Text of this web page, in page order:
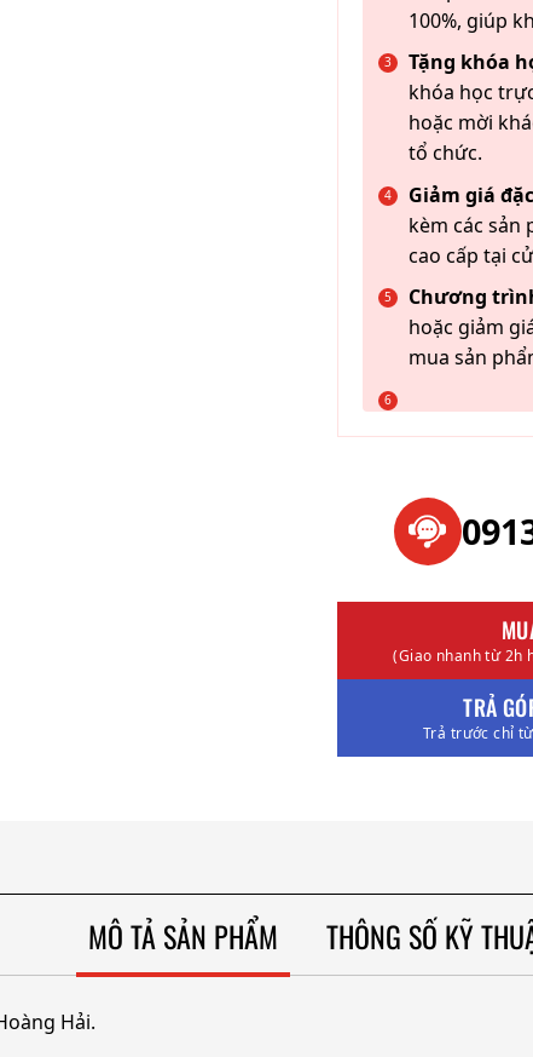
100%, giúp
Tặng khóa
khóa học
hoặc mời
tổ chức.
Giảm giá
kèm các sản
cao cấp tại
Chương
hoặc giảm
mua sản
(Giao nhanh từ 2h
TRẢ
Trả trước chỉ
MÔ TẢ SẢN PHẨM THÔNG SỐ KỸ
Hải.